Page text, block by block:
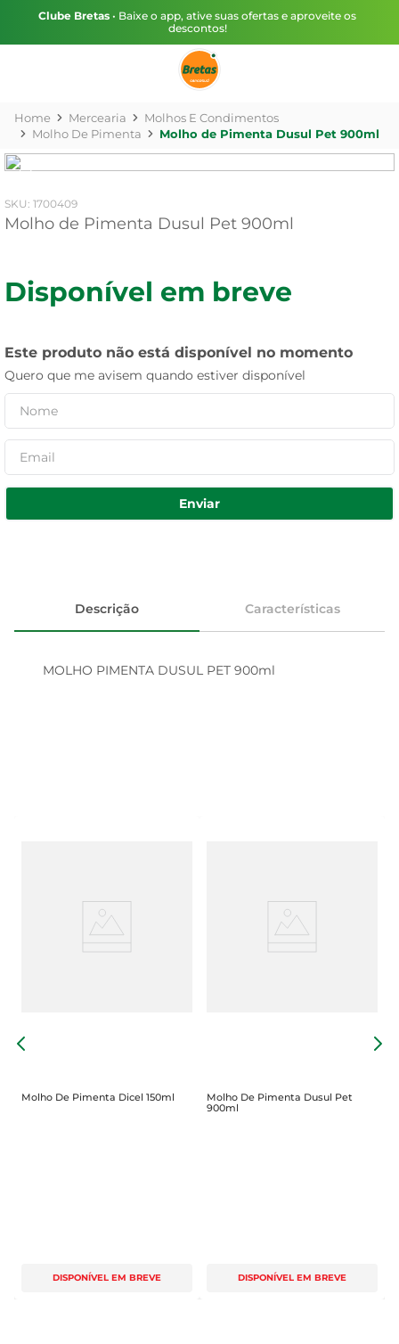
Clube Bretas • Baixe o app, ative suas ofertas e aproveite os
descontos!
Mercearia
Molhos E Condimentos
Molho De Pimenta
Molho de Pimenta Dusul Pet 900ml
: 1700409
Molho de Pimenta Dusul Pet 900ml
Disponível em breve
Este produto não está disponível no momento
Quero que me avisem quando estiver disponível
Enviar
Descrição Características
MOLHO PIMENTA DUSUL PET 900ml
Molho De Pimenta Dicel 150ml
DISPONÍVEL EM BREVE
Molho De Pimenta Dusul Pet
900ml
DISPONÍVEL EM BREVE